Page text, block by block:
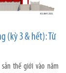
(kỳ 3 & hết): Từ
thế giới vào năm